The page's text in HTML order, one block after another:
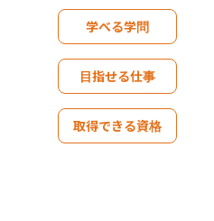
学べる学問
目指せる仕事
取得できる資格